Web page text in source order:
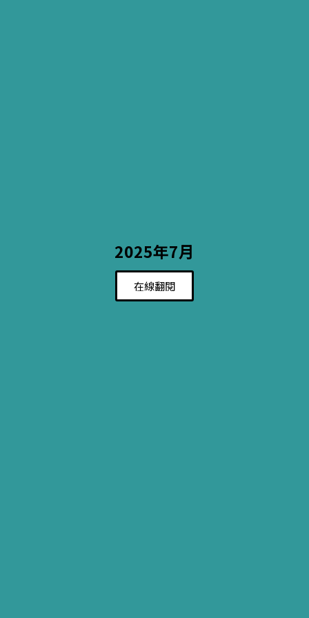
2025年7月
在線翻閱